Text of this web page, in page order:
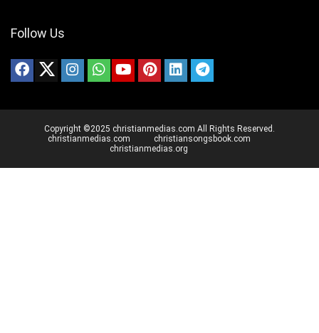
Follow Us
Copyright ©2025 christianmedias.com All Rights Reserved.
christianmedias.com
christiansongsbook.com
christianmedias.org